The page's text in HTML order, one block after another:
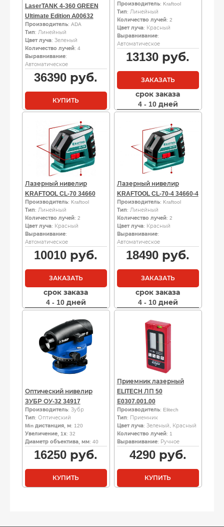
LaserTANK 4-360 GREEN
Ultimate Edition А00632
Производитель: ADA
Тип: Линейный
Цвет луча: Зеленый
Количество лучей: 4
Выравнивание:
Автоматическое
36390 руб.
КУПИТЬ
Производитель: Kraftool
Тип: Линейный
Количество лучей: 2
Цвет луча: Красный
Выравнивание:
Автоматическое
13130 руб.
ЗАКАЗАТЬ
срок заказа
4 - 10 дней
Лазерный нивелир
KRAFTOOL CL-70 34660
Производитель: Kraftool
Тип: Линейный
Количество лучей: 2
Цвет луча: Красный
Выравнивание:
Автоматическое
10010 руб.
ЗАКАЗАТЬ
срок заказа
4 - 10 дней
Лазерный нивелир
KRAFTOOL CL-70-4 34660-4
Производитель: Kraftool
Тип: Линейный
Количество лучей: 2
Цвет луча: Красный
Выравнивание:
Автоматическое
18490 руб.
ЗАКАЗАТЬ
срок заказа
4 - 10 дней
Оптический нивелир
ЗУБР ОУ-32 34917
Производитель: Зубр
Тип: Оптический
Min дистанция, м: 120
Увеличение, 1х: 32
Диаметр объектива, мм: 40
16250 руб.
КУПИТЬ
Приемник лазерный
ELITECH ЛП 50
Е0307.001.00
Производитель: Elitech
Тип: Приемник
Цвет луча: Зеленый, Красный
Количество лучей: 1
Выравнивание: Ручное
4290руб.
КУПИТЬ